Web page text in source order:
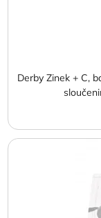
Derby Zinek + C,